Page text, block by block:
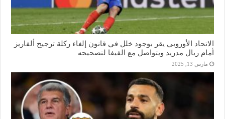
الاتحاد الأوروبي يقر بوجود خلل في قانون إلغاء ركلة ترجيح ألفاريز
أمام ريال مدريد ويتواصل مع الفيفا لتصحيحه
مارس 13, 2025